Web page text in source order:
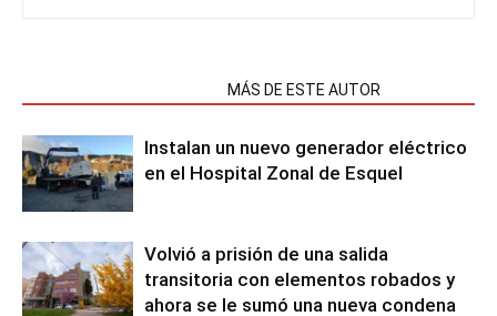
MÁS DE ESTE AUTOR
Instalan un nuevo generador eléctrico
en el Hospital Zonal de Esquel
Volvió a prisión de una salida
transitoria con elementos robados y
ahora se le sumó una nueva condena